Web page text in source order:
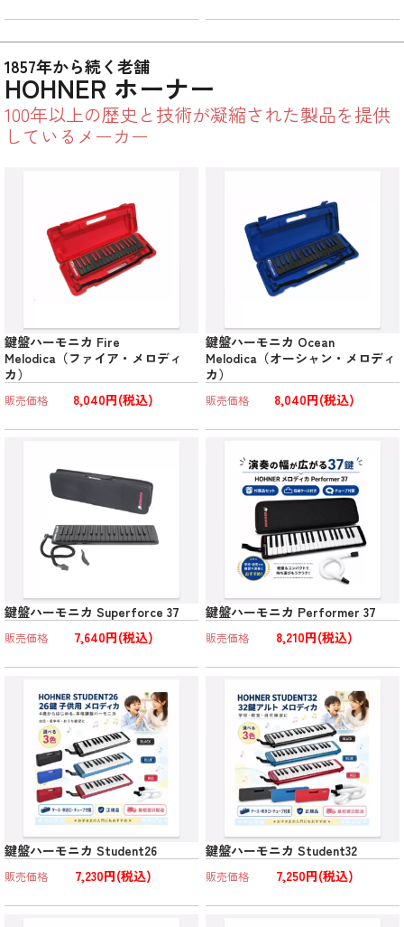
1857年から続く老舗
HOHNER ホーナー
100年以上の歴史と技術が凝縮された製品を提供
しているメーカー
鍵盤ハーモニカ Fire
Melodica（ファイア・メロディ
カ）
販売価格 8,040円(税込)
鍵盤ハーモニカ Ocean
Melodica（オーシャン・メロディ
カ）
販売価格 8,040円(税込)
鍵盤ハーモニカ Superforce 37
販売価格 7,640円(税込)
鍵盤ハーモニカ Performer 37
販売価格 8,210円(税込)
鍵盤ハーモニカ Student26
販売価格 7,230円(税込)
鍵盤ハーモニカ Student32
販売価格 7,250円(税込)